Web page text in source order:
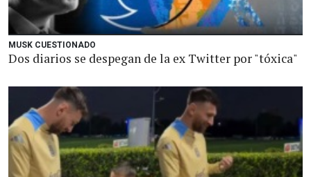
MUSK CUESTIONADO
Dos diarios se despegan de la ex Twitter por "tóxica"